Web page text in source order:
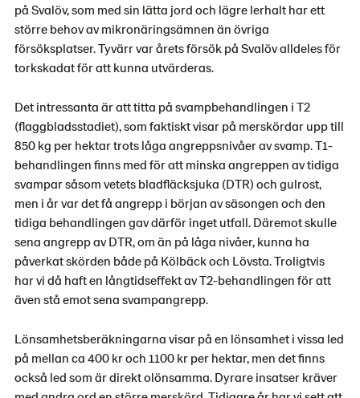
på Svalöv, som med sin lätta jord och lägre lerhalt har ett
större behov av mikronäringsämnen än övriga
försöksplatser. Tyvärr var årets försök på Svalöv alldeles för
torkskadat för att kunna utvärderas.
Det intressanta är att titta på svampbehandlingen i T2
(flaggbladsstadiet), som faktiskt visar på merskördar upp till
850 kg per hektar trots låga angreppsnivåer av svamp. T1-
behandlingen finns med för att minska angreppen av tidiga
svampar såsom vetets bladfläcksjuka (DTR) och gulrost,
men i år var det få angrepp i början av säsongen och den
tidiga behandlingen gav därför inget utfall. Däremot skulle
sena angrepp av DTR, om än på låga nivåer, kunna ha
påverkat skörden både på Kölbäck och Lövsta. Troligtvis
har vi då haft en långtidseffekt av T2-behandlingen för att
även stå emot sena svampangrepp.
Lönsamhetsberäkningarna visar på en lönsamhet i vissa led
på mellan ca 400 kr och 1100 kr per hektar, men det finns
också led som är direkt olönsamma. Dyrare insatser kräver